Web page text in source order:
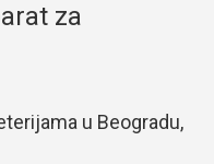
za
u Beogradu,